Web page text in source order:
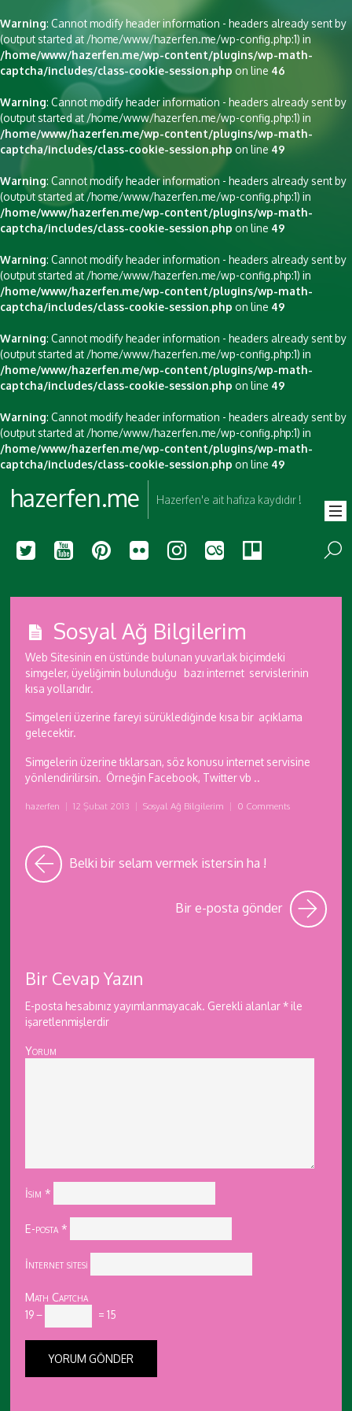
Warning: Cannot modify header information - headers already sent by
(output started at /home/www/hazerfen.me/wp-config.php:1) in
/home/www/hazerfen.me/wp-content/plugins/wp-math-
captcha/includes/class-cookie-session.php on line 46
Warning: Cannot modify header information - headers already sent by
(output started at /home/www/hazerfen.me/wp-config.php:1) in
/home/www/hazerfen.me/wp-content/plugins/wp-math-
captcha/includes/class-cookie-session.php on line 49
Warning: Cannot modify header information - headers already sent by
(output started at /home/www/hazerfen.me/wp-config.php:1) in
/home/www/hazerfen.me/wp-content/plugins/wp-math-
captcha/includes/class-cookie-session.php on line 49
Warning: Cannot modify header information - headers already sent by
(output started at /home/www/hazerfen.me/wp-config.php:1) in
/home/www/hazerfen.me/wp-content/plugins/wp-math-
captcha/includes/class-cookie-session.php on line 49
Warning: Cannot modify header information - headers already sent by
(output started at /home/www/hazerfen.me/wp-config.php:1) in
/home/www/hazerfen.me/wp-content/plugins/wp-math-
captcha/includes/class-cookie-session.php on line 49
Warning: Cannot modify header information - headers already sent by
(output started at /home/www/hazerfen.me/wp-config.php:1) in
/home/www/hazerfen.me/wp-content/plugins/wp-math-
captcha/includes/class-cookie-session.php on line 49
hazerfen.me Hazerfen'e ait hafıza kaydıdır !
Sosyal Ağ Bilgilerim
Web Sitesinin en üstünde bulunan yuvarlak biçimdeki
simgeler, üyeliğimin bulunduğu bazı internet servislerinin
kısa yollarıdır.
Simgeleri üzerine fareyi sürüklediğinde kısa bir açıklama
gelecektir.
Simgelerin üzerine tıklarsan, söz konusu internet servisine
yönlendirilirsin. Örneğin Facebook, Twitter vb ..
hazerfen | 12 Şubat 2013 | Sosyal Ağ Bilgilerim | 0 Comments
Belki bir selam vermek istersin ha !
Bir e-posta gönder
Bir Cevap Yazın
E-posta hesabınız yayımlanmayacak. Gerekli alanlar* ile
işaretlenmişlerdir
Yorum
İsim*
E-posta*
İnternet sitesi
Math Captcha
19 − = 15